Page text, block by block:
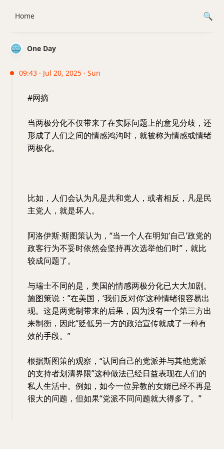
One Day
09:43 · Jul 20, 2025 · Sun
#网摘
当两极分化不仅带来了在实际问题上的意见分歧，还
形成了人们之间的情感鸿沟时，就被称为情感或情绪
两极化。
比如，人们会认为凡是共和党人，或者相反，凡是民
主党人，就是坏人。
阿洛伊斯·斯图策认为，“当一个人在明知‘自己’政党的
政客行为不妥时依然会坚持再次选举他们时”，就比
较成问题了。
与瑞士不同的是，美国的情感两极分化已大大加剧。
施图策说：”在美国，‘我们反对你’这种情绪很容易出
现。这是两党制带来的后果，因为没有一个第三方出
来制衡，因此“贬低另一方的政治宣传就成了一种有
效的手段。”
根据斯图策的观察，“认同自己的党派并与其他党派
的支持者划清界限”这种做法已经日益表现在人们的
私人生活中。例如，如今一位异教的女婿已经不再是
很大的问题，但如果“党派不同问题就大得多了。”
Home